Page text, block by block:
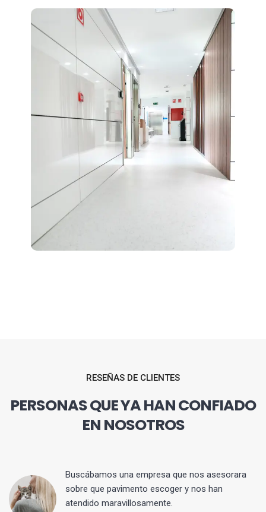
RESEÑAS DE CLIENTES
PERSONAS QUE YA HAN CONFIADO
EN NOSOTROS
Buscábamos una empresa que nos asesorara
sobre que pavimento escoger y nos han
atendido maravillosamente.